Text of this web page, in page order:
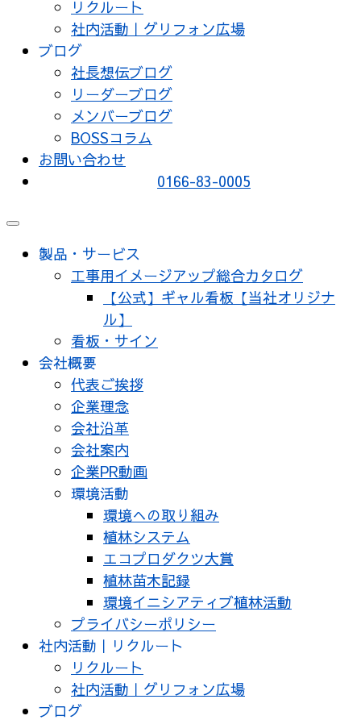
リクルート
社内活動｜グリフォン広場
ブログ
社長想伝ブログ
リーダーブログ
メンバーブログ
BOSSコラム
お問い合わせ
0166-83-0005
メ
製品・サービス
工事用イメージアップ総合カタログ
【公式】ギャル看板【当社オリジナ
ル】
看板・サイン
会社概要
代表ご挨拶
企業理念
会社沿革
会社案内
企業PR動画
環境活動
環境への取り組み
植林システム
エコプロダクツ大賞
植林苗木記録
環境イニシアティブ植林活動
プライバシーポリシー
社内活動｜リクルート
リクルート
社内活動｜グリフォン広場
ブログ